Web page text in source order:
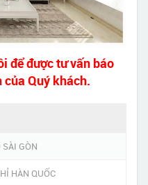
để được tư vấn báo
Quý khách.
SÀI GÒN
HÀN QUỐC